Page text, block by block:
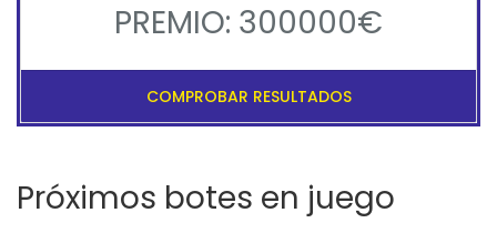
PREMIO: 300000€
COMPROBAR RESULTADOS
Próximos botes en juego